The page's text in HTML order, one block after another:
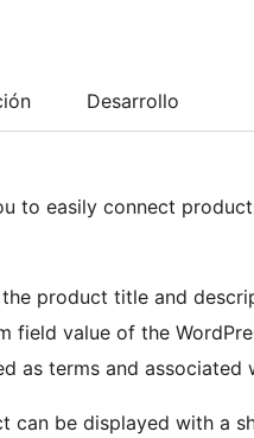
Desarrollo
to easily connect
product title and
field value of the
as terms and associated
be displayed with a